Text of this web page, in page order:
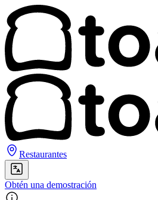
Restaurantes
Obtén una demostración